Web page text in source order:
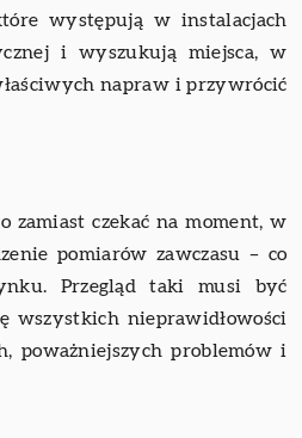
występują w instalacjach
i wyszukują miejsca, w
napraw i przywrócić
zamiast czekać na moment, w
pomiarów zawczasu – co
Przegląd taki musi być
nieprawidłowości
poważniejszych problemów i